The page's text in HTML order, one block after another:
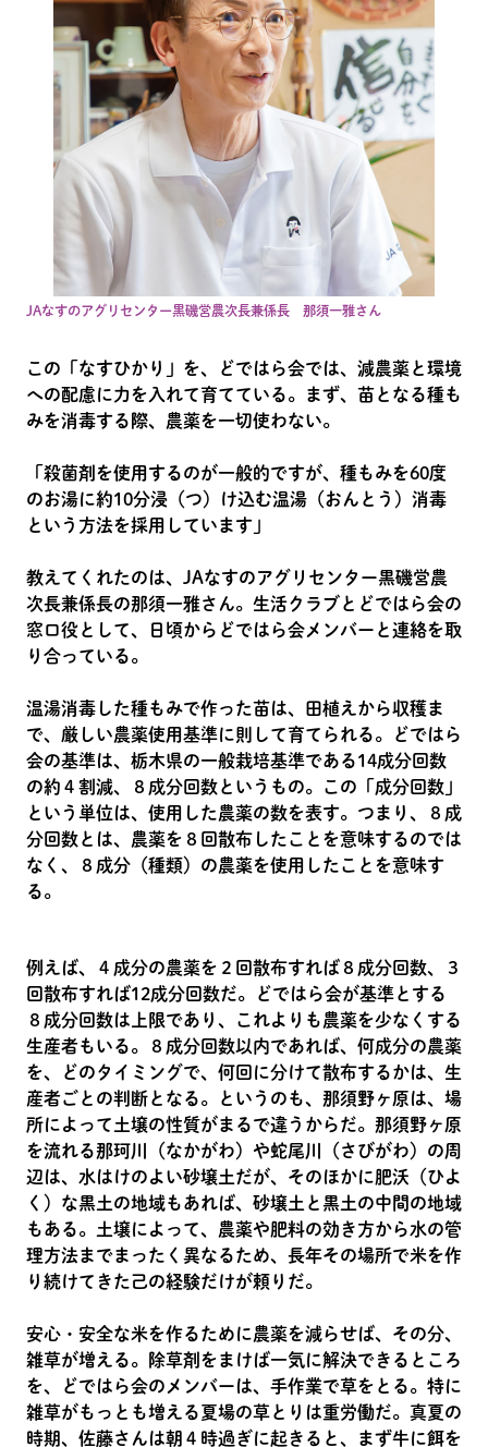
JAなすのアグリセンター黒磯営農次長兼係長 那須一雅さん
この「なすひかり」を、どではら会では、減農薬と環境
への配慮に力を入れて育てている。まず、苗となる種も
みを消毒する際、農薬を一切使わない。
「殺菌剤を使用するのが一般的ですが、種もみを60度
のお湯に約10分浸（つ）け込む温湯（おんとう）消毒
という方法を採用しています」
教えてくれたのは、JAなすのアグリセンター黒磯営農
次長兼係長の那須一雅さん。生活クラブとどではら会の
窓口役として、日頃からどではら会メンバーと連絡を取
り合っている。
温湯消毒した種もみで作った苗は、田植えから収穫ま
で、厳しい農薬使用基準に則して育てられる。どではら
会の基準は、栃木県の一般栽培基準である14成分回数
の約４割減、８成分回数というもの。この「成分回数」
という単位は、使用した農薬の数を表す。つまり、８成
分回数とは、農薬を８回散布したことを意味するのでは
なく、８成分（種類）の農薬を使用したことを意味す
る。
例えば、４成分の農薬を２回散布すれば８成分回数、３
回散布すれば12成分回数だ。どではら会が基準とする
８成分回数は上限であり、これよりも農薬を少なくする
生産者もいる。８成分回数以内であれば、何成分の農薬
を、どのタイミングで、何回に分けて散布するかは、生
産者ごとの判断となる。というのも、那須野ヶ原は、場
所によって土壌の性質がまるで違うからだ。那須野ヶ原
を流れる那珂川（なかがわ）や蛇尾川（さびがわ）の周
辺は、水はけのよい砂壌土だが、そのほかに肥沃（ひよ
く）な黒土の地域もあれば、砂壌土と黒土の中間の地域
もある。土壌によって、農薬や肥料の効き方から水の管
理方法までまったく異なるため、長年その場所で米を作
り続けてきた己の経験だけが頼りだ。
安心・安全な米を作るために農薬を減らせば、その分、
雑草が増える。除草剤をまけば一気に解決できるところ
を、どではら会のメンバーは、手作業で草をとる。特に
雑草がもっとも増える夏場の草とりは重労働だ。真夏の
時期、佐藤さんは朝４時過ぎに起きると、まず牛に餌を